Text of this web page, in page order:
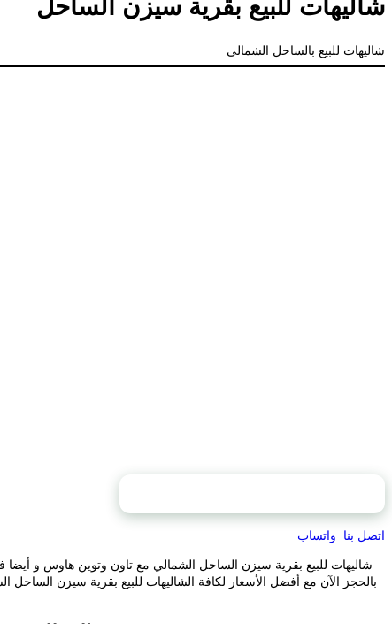
شاليهات للبيع بقرية سيزن الساحل
شاليهات للبيع بالساحل الشمالى
اتصل بنا واتساب
شاليهات للبيع بقرية سيزن الساحل الشمالي مع تاون وتوين هاوس و
بالحجز الآن مع أفضل الأسعار لكافة الشاليهات للبيع بقرية سيزن